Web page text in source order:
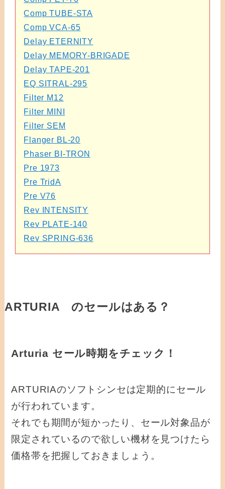
Comp TUBE-STA
Comp VCA-65
Delay ETERNITY
Delay MEMORY-BRIGADE
Delay TAPE-201
EQ SITRAL-295
Filter M12
Filter MINI
Filter SEM
Flanger BL-20
Phaser BI-TRON
Pre 1973
Pre TridA
Pre V76
Rev INTENSITY
Rev PLATE-140
Rev SPRING-636
ARTURIA のセールはある？
Arturia セール時期をチェック！
ARTURIAのソフトシンセは定期的にセール
が行われています。
それでも期間が短かったり、セール対象品が
限定されているので欲しい機材を見つけたら
価格帯を把握しておきましょう。